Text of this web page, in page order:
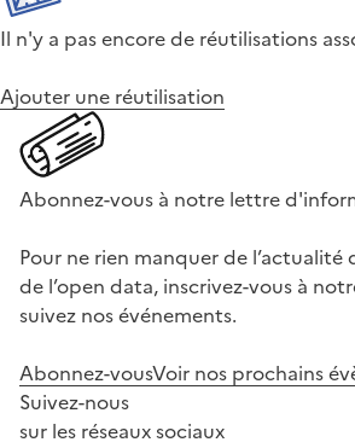
Il n'y a pas encore de réutilisations
Ajouter une réutilisation
Abonnez-vous à notre lettre
Pour ne rien manquer de l’actualité
de l’open data, inscrivez-vous à
suivez nos événements.
Abonnez-vousVoir nos prochains
Suivez-nous
sur les réseaux sociaux